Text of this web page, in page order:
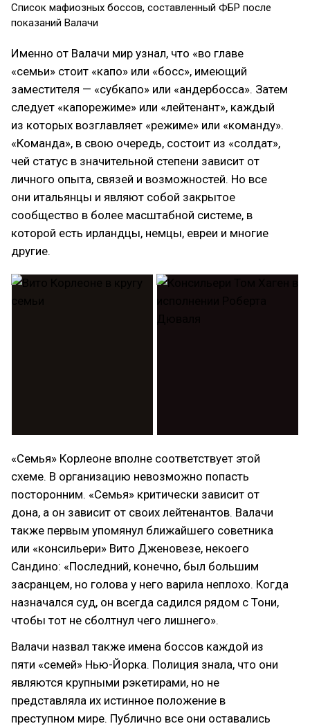
Список мафиозных боссов, составленный ФБР после
показаний Валачи
Именно от Валачи мир узнал, что «во главе
«семьи» стоит «капо» или «босс», имеющий
заместителя — «субкапо» или «андербосса». Затем
следует «капорежиме» или «лейтенант», каждый
из которых возглавляет «режиме» или «команду».
«Команда», в свою очередь, состоит из «солдат»,
чей статус в значительной степени зависит от
личного опыта, связей и возможностей. Но все
они итальянцы и являют собой закрытое
сообщество в более масштабной системе, в
которой есть ирландцы, немцы, евреи и многие
другие.
«Семья» Корлеоне вполне соответствует этой
схеме. В организацию невозможно попасть
посторонним. «Семья» критически зависит от
дона, а он зависит от своих лейтенантов. Валачи
также первым упомянул ближайшего советника
или «консильери» Вито Дженовезе, некоего
Сандино: «Последний, конечно, был большим
засранцем, но голова у него варила неплохо. Когда
назначался суд, он всегда садился рядом с Тони,
чтобы тот не сболтнул чего лишнего».
Валачи назвал также имена боссов каждой из
пяти «семей» Нью-Йорка. Полиция знала, что они
являются крупными рэкетирами, но не
представляла их истинное положение в
преступном мире. Публично все они оставались